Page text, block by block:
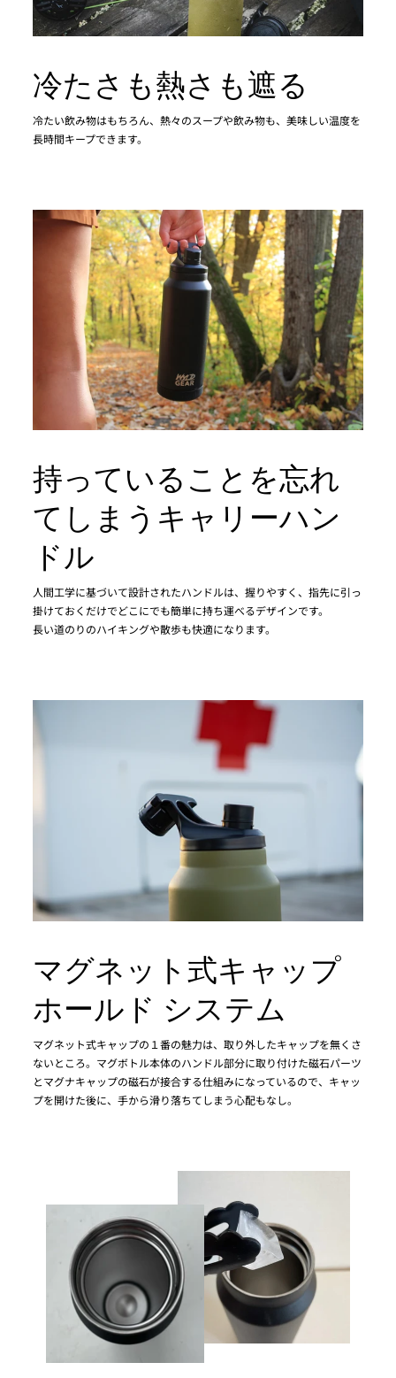
冷たさも熱さも遮る
冷たい飲み物はもちろん、熱々のスープや飲み物も、美味しい温度を
長時間キープできます。
持っていることを忘れ
てしまうキャリーハン
ドル
人間工学に基づいて設計されたハンドルは、握りやすく、指先に引っ
掛けておくだけでどこにでも簡単に持ち運べるデザインです。
長い道のりのハイキングや散歩も快適になります。
マグネット式キャップ
ホールド システム
マグネット式キャップの１番の魅力は、取り外したキャップを無くさ
ないところ。マグボトル本体のハンドル部分に取り付けた磁石パーツ
とマグナキャップの磁石が接合する仕組みになっているので、キャッ
プを開けた後に、手から滑り落ちてしまう心配もなし。